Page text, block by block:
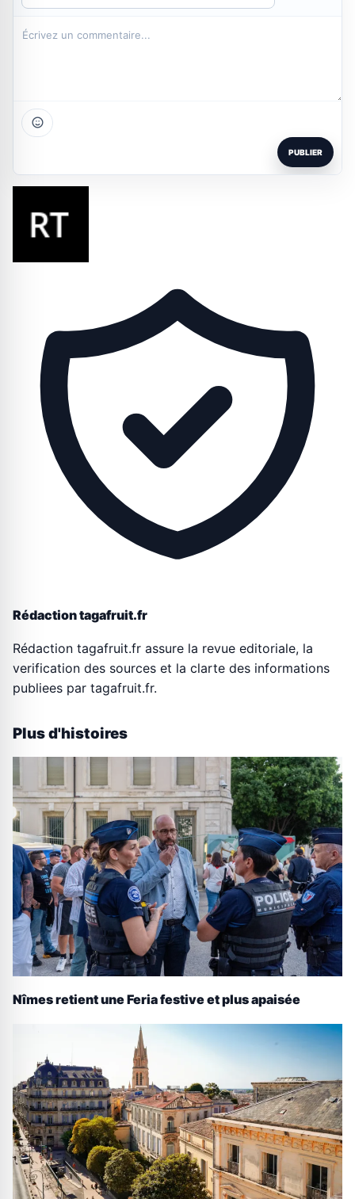
PUBLIER
Rédaction tagafruit.fr
Rédaction tagafruit.fr assure la revue editoriale, la
verification des sources et la clarte des informations
publiees par tagafruit.fr.
Plus d'histoires
Nîmes retient une Feria festive et plus apaisée